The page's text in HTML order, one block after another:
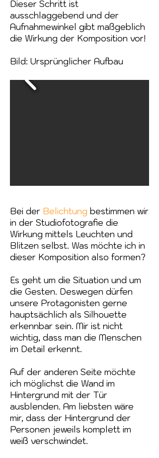
​Dieser Schritt ist
ausschlaggebend und der
Aufnahmewinkel gibt maßgeblich
die Wirkung der Komposition vor!
Bild: Ursprünglicher Aufbau
Bei der Belichtung bestimmen wir
in der Studiofotografie die
Wirkung mittels Leuchten und
Blitzen selbst. Was möchte ich in
dieser Komposition also formen?
Es geht um die Situation und um
die Gesten. Deswegen dürfen
unsere Protagonisten gerne
hauptsächlich als Silhouette
erkennbar sein. Mir ist nicht
wichtig, dass man die Menschen
im Detail erkennt.
Auf der anderen Seite möchte
ich möglichst die Wand im
Hintergrund mit der Tür
ausblenden. Am liebsten wäre
mir, dass der Hintergrund der
Personen jeweils komplett im
weiß verschwindet.